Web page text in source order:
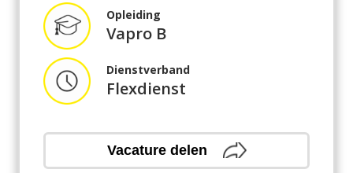
Opleiding
Vapro B
Dienstverband
Flexdienst
Vacature delen